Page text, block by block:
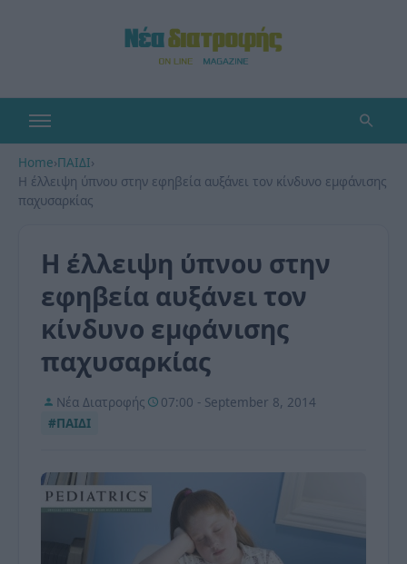
Home›ΠΑΙΔΙ›
Η έλλειψη ύπνου στην εφηβεία αυξάνει τον κίνδυνο εμφάνισης
παχυσαρκίας
Η έλλειψη ύπνου στην
εφηβεία αυξάνει τον
κίνδυνο εμφάνισης
παχυσαρκίας
Νέα Διατροφής
07:00 - September 8, 2014
#ΠΑΙΔΙ